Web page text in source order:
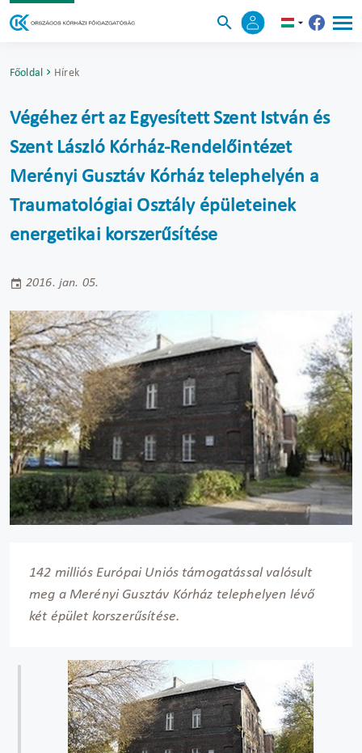
Főoldal Hírek
Végéhez ért az Egyesített Szent István és
Szent László Kórház-Rendelőintézet
Merényi Gusztáv Kórház telephelyén a
Traumatológiai Osztály épületeinek
energetikai korszerűsítése
2016. jan. 05.
142 milliós Európai Uniós támogatással valósult
meg a Merényi Gusztáv Kórház telephelyen lévő
két épület korszerűsítése.